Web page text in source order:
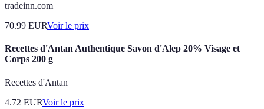
tradeinn.com
70.99 EURVoir le prix
Recettes d'Antan Authentique Savon d'Alep 20% Visage et
Corps 200 g
Recettes d'Antan
4.72 EURVoir le prix